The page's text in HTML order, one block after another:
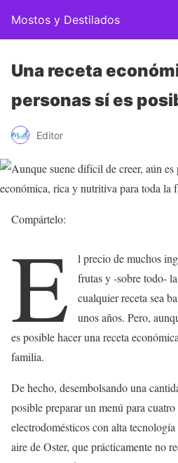
Mostos y Destilados
Una receta
personas sí es
Editor
Compártelo:
E
l precio de muchos
frutas y -sobre todo-
cualquier receta sea
unos años. Pero,
es posible hacer una receta
familia.
De hecho, desembolsando una
posible preparar un menú para
electrodomésticos con alta
aire de Oster, que prácticamente no